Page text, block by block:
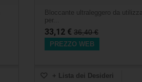
Bloccante ultraleggero da
per...
33,12 € 36,40 €
PREZZO WEB
+ Lista dei Desideri